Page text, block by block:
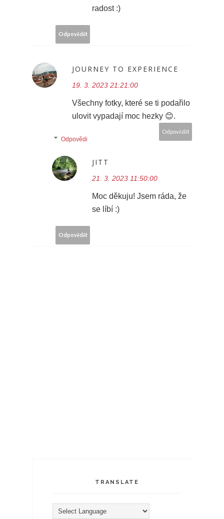
radost :)
Odpovědět
JOURNEY TO EXPERIENCE
19. 3. 2023 21:21:00
Všechny fotky, které se ti podařilo
ulovit vypadají moc hezky 😊.
Odpovědět
Odpovědi
JITT
21. 3. 2023 11:50:00
Moc děkuju! Jsem ráda, že
se líbí :)
Odpovědět
TRANSLATE